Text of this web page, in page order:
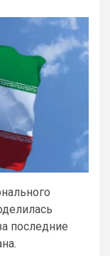
последние